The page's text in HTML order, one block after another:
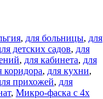
, для больницы, для
детских садов, для
, для кабинета, для
коридора, для кухни,
прихожей, для
, Микро-фаска с 4х